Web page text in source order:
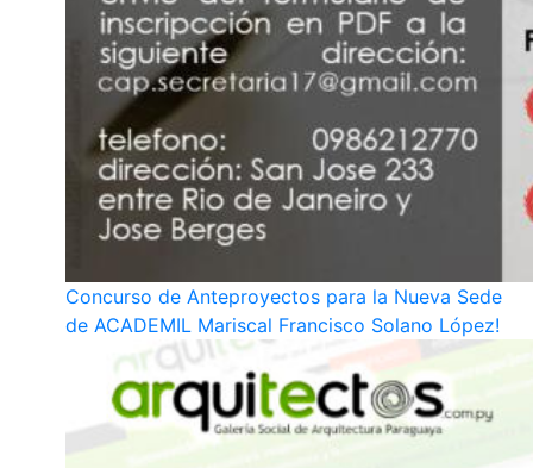
Concurso de Anteproyectos para la Nueva Sede
de ACADEMIL Mariscal Francisco Solano López!